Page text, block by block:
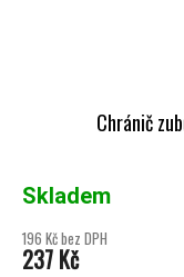
Chránič
Skladem
196 Kč bez DPH
237 Kč